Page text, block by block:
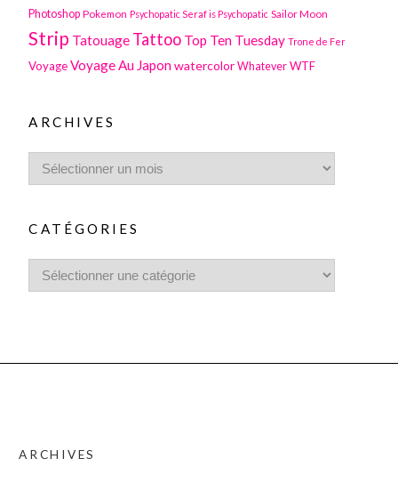
Photoshop Pokemon Psychopatic Seraf is Psychopatic Sailor Moon
Strip Tatouage Tattoo Top Ten Tuesday Trone de Fer
Voyage Voyage Au Japon watercolor Whatever WTF
ARCHIVES
CATÉGORIES
ARCHIVES